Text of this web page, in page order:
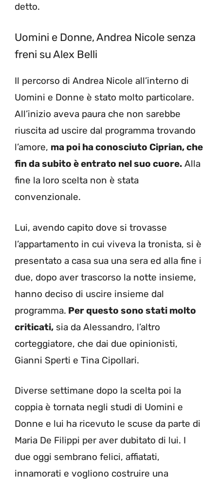
detto.
Uomini e Donne, Andrea Nicole senza
freni su Alex Belli
Il percorso di Andrea Nicole all’interno di
Uomini e Donne è stato molto particolare.
All’inizio aveva paura che non sarebbe
riuscita ad uscire dal programma trovando
l’amore, ma poi ha conosciuto Ciprian, che
fin da subito è entrato nel suo cuore. Alla
fine la loro scelta non è stata
convenzionale.
Lui, avendo capito dove si trovasse
l’appartamento in cui viveva la tronista, si è
presentato a casa sua una sera ed alla fine i
due, dopo aver trascorso la notte insieme,
hanno deciso di uscire insieme dal
programma. Per questo sono stati molto
criticati, sia da Alessandro, l’altro
corteggiatore, che dai due opinionisti,
Gianni Sperti e Tina Cipollari.
Diverse settimane dopo la scelta poi la
coppia è tornata negli studi di Uomini e
Donne e lui ha ricevuto le scuse da parte di
Maria De Filippi per aver dubitato di lui. I
due oggi sembrano felici, affiatati,
innamorati e vogliono costruire una